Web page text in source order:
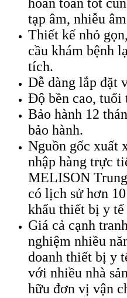
tạp âm, nhiễu
Thiết kế nhỏ
cầu khám bệnh
tích.
Dễ dàng lắp đặt
Độ bền cao, tuổi
Bảo hành 12
bảo hành.
Nguồn gốc xuất
nhập hàng trực
MELISON
có lịch sử hơn
khẩu thiết bị y tế
Giá cả cạnh
nghiệm nhiều
doanh thiết bị y
với nhiều nhà
hữu đơn vị vận